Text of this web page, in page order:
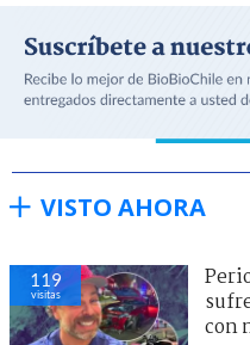
VISTO AHORA
119
visitas
con